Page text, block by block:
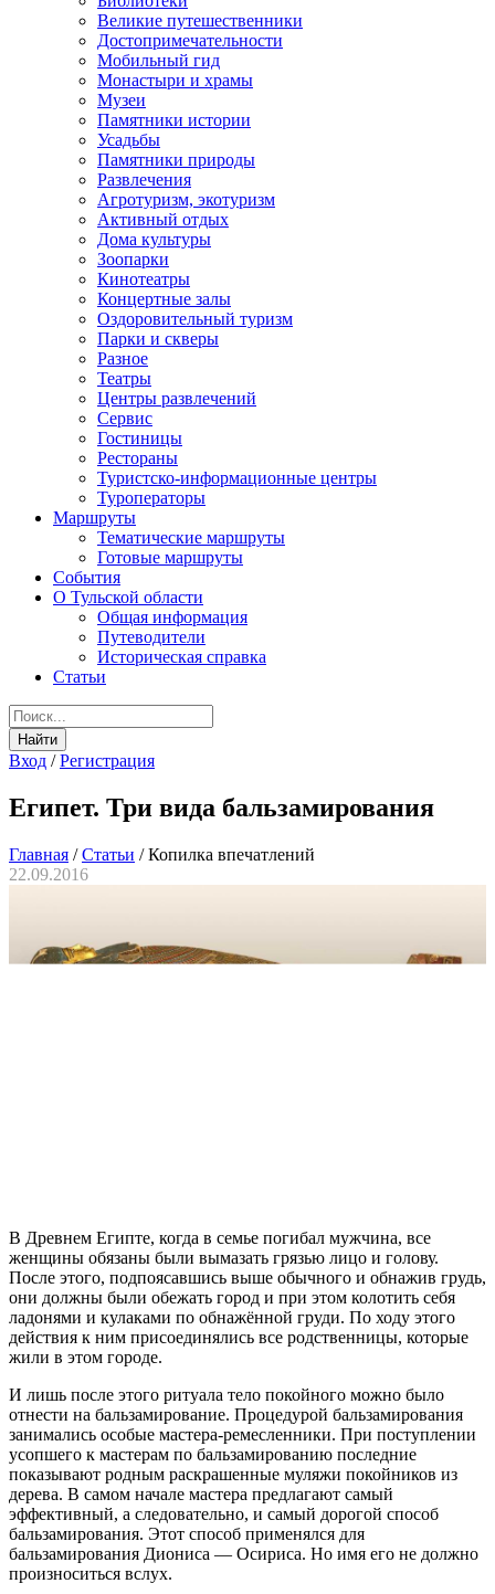
Великие путешественники
Достопримечательности
Мобильный гид
Монастыри и храмы
Музеи
Памятники истории
Усадьбы
Памятники природы
Развлечения
Агротуризм, экотуризм
Активный отдых
Дома культуры
Зоопарки
Кинотеатры
Концертные залы
Оздоровительный туризм
Парки и скверы
Разное
Театры
Центры развлечений
Сервис
Гостиницы
Рестораны
Туристско-информационные центры
Туроператоры
Маршруты
Тематические маршруты
Готовые маршруты
События
О Тульской области
Общая информация
Путеводители
Историческая справка
Статьи
Вход /Регистрация
Египет. Три вида бальзамирования
Главная /Статьи /Копилка впечатлений
22.09.2016
В Древнем Египте, когда в семье погибал мужчина, все
женщины обязаны были вымазать грязью лицо и голову.
После этого, подпоясавшись выше обычного и обнажив грудь,
они должны были обежать город и при этом колотить себя
ладонями и кулаками по обнажённой груди. По ходу этого
действия к ним присоединялись все родственницы, которые
жили в этом городе.
И лишь после этого ритуала тело покойного можно было
отнести на бальзамирование. Процедурой бальзамирования
занимались особые мастера-ремесленники. При поступлении
усопшего к мастерам по бальзамированию последние
показывают родным раскрашенные муляжи покойников из
дерева. В самом начале мастера предлагают самый
эффективный, а следовательно, и самый дорогой способ
бальзамирования. Этот способ применялся для
бальзамирования Диониса — Осириса. Но имя его не должно
произноситься вслух.